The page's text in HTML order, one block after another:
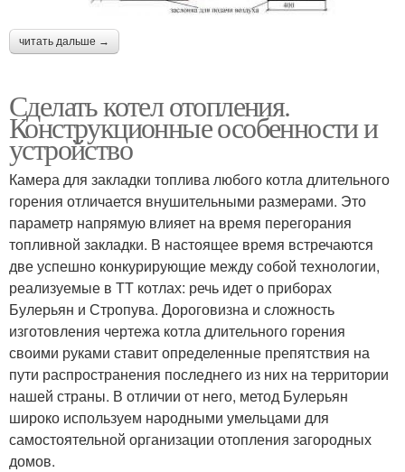
читать дальше →
Сделать котел отопления.
Конструкционные особенности и
устройство
Камера для закладки топлива любого котла длительного
горения отличается внушительными размерами. Это
параметр напрямую влияет на время перегорания
топливной закладки. В настоящее время встречаются
две успешно конкурирующие между собой технологии,
реализуемые в ТТ котлах: речь идет о приборах
Булерьян и Стропува. Дороговизна и сложность
изготовления чертежа котла длительного горения
своими руками ставит определенные препятствия на
пути распространения последнего из них на территории
нашей страны. В отличии от него, метод Булерьян
широко используем народными умельцами для
самостоятельной организации отопления загородных
домов.